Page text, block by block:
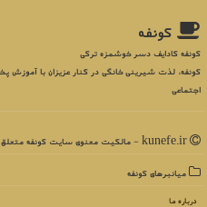
كونفه
کونفه کادایف دسر خوشمزه ترکی
کونفه، لذت شیرینی خانگی در کنار عزیزان با آموزش
اجتماعی
میانبرهای كونفه
درباره ما